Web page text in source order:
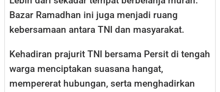
Bazar Ramadhan ini juga menjadi ruang
kebersamaan antara TNI dan masyarakat.
Kehadiran prajurit TNI bersama Persit di tengah
warga menciptakan suasana hangat,
mempererat hubungan, serta menghadirkan